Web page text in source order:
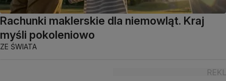
Rachunki maklerskie dla niemowląt. Kraj
myśli pokoleniowo
ZE ŚWIATA